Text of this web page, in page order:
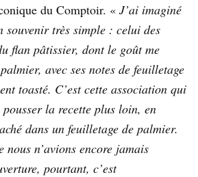
du Comptoir. « J’ai imaginé
souvenir très simple : celui des
flan pâtissier, dont le goût me
avec ses notes de feuilletage
toasté. C’est cette association qui
pousser la recette plus loin, en
dans un feuilletage de palmier.
nous n’avions encore jamais
pourtant, c’est